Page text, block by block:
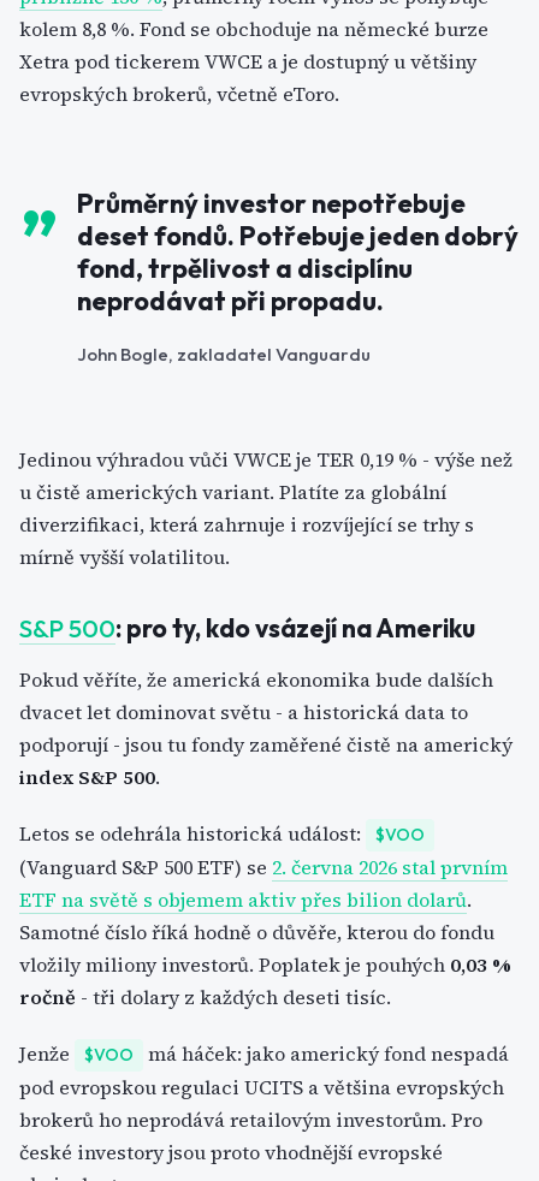
kolem 8,8 %. Fond se obchoduje na německé burze
Xetra pod tickerem VWCE a je dostupný u většiny
evropských brokerů, včetně eToro.
Průměrný investor nepotřebuje
deset fondů. Potřebuje jeden dobrý
fond, trpělivost a disciplínu
neprodávat při propadu.
John Bogle, zakladatel Vanguardu
Jedinou výhradou vůči VWCE je TER 0,19 % - výše než
u čistě amerických variant. Platíte za globální
diverzifikaci, která zahrnuje i rozvíjející se trhy s
mírně vyšší volatilitou.
S&P 500: pro ty, kdo vsázejí na Ameriku
Pokud věříte, že americká ekonomika bude dalších
dvacet let dominovat světu - a historická data to
podporují - jsou tu fondy zaměřené čistě na americký
index S&P 500.
Letos se odehrála historická událost: $VOO
(Vanguard S&P 500 ETF) se 2. června 2026 stal prvním
ETF na světě s objemem aktiv přes bilion dolarů.
Samotné číslo říká hodně o důvěře, kterou do fondu
vložily miliony investorů. Poplatek je pouhých 0,03 %
ročně - tři dolary z každých deseti tisíc.
Jenže $VOO
má háček: jako americký fond nespadá
pod evropskou regulaci UCITS a většina evropských
brokerů ho neprodává retailovým investorům. Pro
české investory jsou proto vhodnější evropské